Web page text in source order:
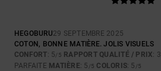
HEGOBURU29 SEPTEMBRE 2025
COTON, BONNE MATIÈRE. JOLIS VISUELS
CONFORT: 5/5 RAPPORT QUALITÉ / PRIX: 3
PARFAITE MATIÈRE: 5 /5 COLORIS: 5 /5